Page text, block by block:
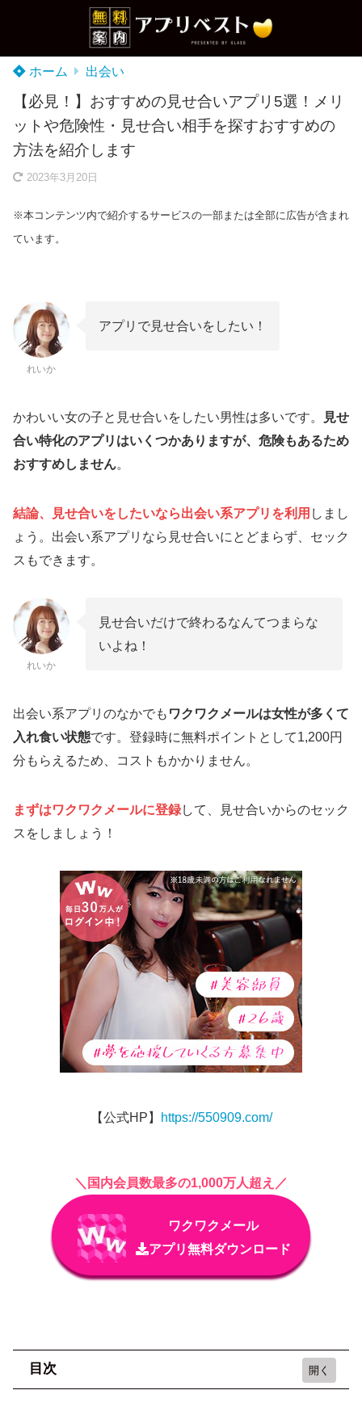
ホーム 出会い
【必見！】おすすめの見せ合いアプリ5選！メリ
ットや危険性・見せ合い相手を探すおすすめの
方法を紹介します
2023年3月20日
※本コンテンツ内で紹介するサービスの一部または全部に広告が含まれ
ています。
れいか
アプリで見せ合いをしたい！
かわいい女の子と見せ合いをしたい男性は多いです。
見せ
合い特化のアプリはいくつかありますが、危険もあるため
おすすめしません。
結論、見せ合いをしたいなら出会い系アプリを利用 しまし
ょう。出会い系アプリなら見せ合いにとどまらず、セック
スもできます。
れいか
見せ合いだけで終わるなんてつまらな
いよね！
出会い系アプリのなかでも ワクワクメールは女性が多くて
入れ食い状態です。登録時に無料ポイントとして1,200円
分もらえるため、コストもかかりません。
まずはワクワクメールに登録して、見せ合いからのセック
スをしましょう！
【公式HP】 https://550909.com/
＼国内会員数最多の1,000万人超え／
ワクワクメール
アプリ無料ダウンロード
目次